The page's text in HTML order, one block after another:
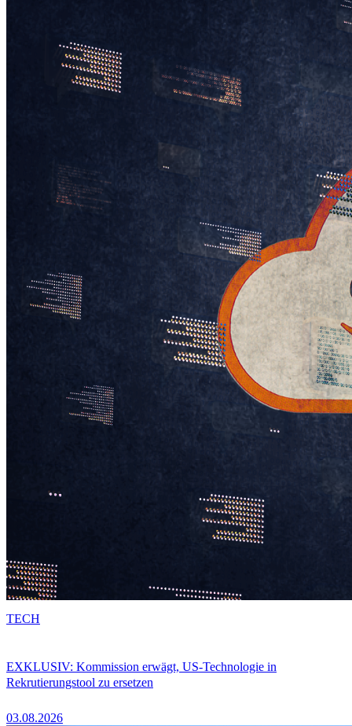
EXKLUSIV: Kommission erwägt, US-Technologie in
Rekrutierungstool zu ersetzen
03.08.2026
TECH